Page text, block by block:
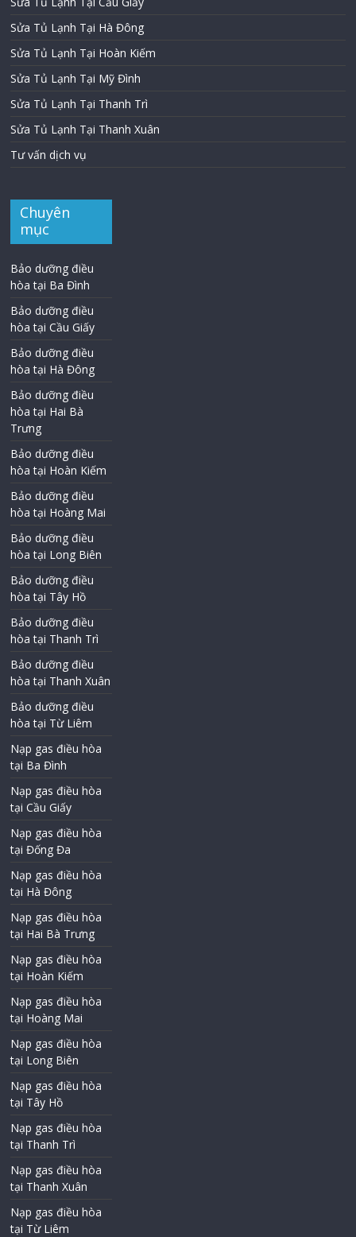
Sửa Tủ Lạnh Tại Hà Đông
Sửa Tủ Lạnh Tại Hoàn Kiếm
Sửa Tủ Lạnh Tại Mỹ Đình
Sửa Tủ Lạnh Tại Thanh Trì
Sửa Tủ Lạnh Tại Thanh Xuân
Tư vấn dịch vụ
Chuyên
mục
Bảo dưỡng điều
hòa tại Ba Đình
Bảo dưỡng điều
hòa tại Cầu Giấy
Bảo dưỡng điều
hòa tại Hà Đông
Bảo dưỡng điều
hòa tại Hai Bà
Trưng
Bảo dưỡng điều
hòa tại Hoàn Kiếm
Bảo dưỡng điều
hòa tại Hoàng Mai
Bảo dưỡng điều
hòa tại Long Biên
Bảo dưỡng điều
hòa tại Tây Hồ
Bảo dưỡng điều
hòa tại Thanh Trì
Bảo dưỡng điều
hòa tại Thanh Xuân
Bảo dưỡng điều
hòa tại Từ Liêm
Nạp gas điều hòa
tại Ba Đình
Nạp gas điều hòa
tại Cầu Giấy
Nạp gas điều hòa
tại Đống Đa
Nạp gas điều hòa
tại Hà Đông
Nạp gas điều hòa
tại Hai Bà Trưng
Nạp gas điều hòa
tại Hoàn Kiếm
Nạp gas điều hòa
tại Hoàng Mai
Nạp gas điều hòa
tại Long Biên
Nạp gas điều hòa
tại Tây Hồ
Nạp gas điều hòa
tại Thanh Trì
Nạp gas điều hòa
tại Thanh Xuân
Nạp gas điều hòa
tại Từ Liêm